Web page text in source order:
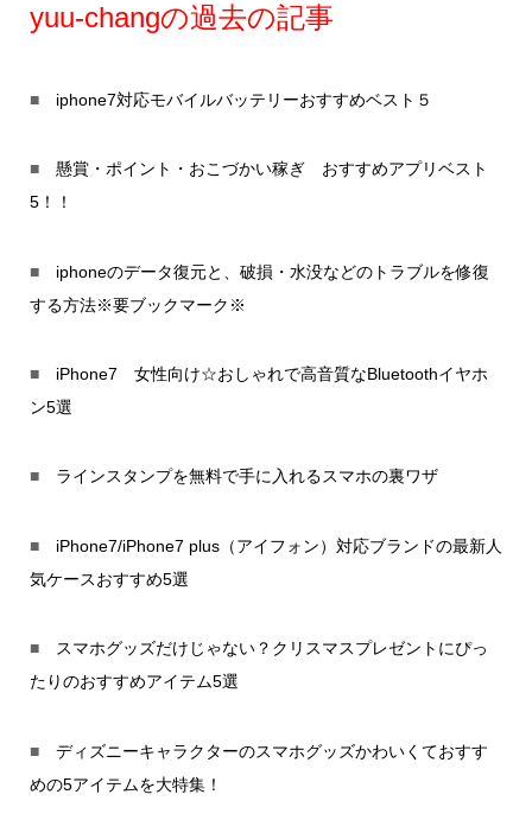
yuu-changの過去の記事
■ iphone7対応モバイルバッテリーおすすめベスト５
■ 懸賞・ポイント・おこづかい稼ぎ おすすめアプリベスト
5！！
■ iphoneのデータ復元と、破損・水没などのトラブルを修復
する方法※要ブックマーク※
■ iPhone7 女性向け☆おしゃれで高音質なBluetoothイヤホ
ン5選
■ ラインスタンプを無料で手に入れるスマホの裏ワザ
■ iPhone7/iPhone7 plus（アイフォン）対応ブランドの最新人
気ケースおすすめ5選
■
スマホグッズだけじゃない？クリスマスプレゼントにぴっ
たりのおすすめアイテム5選
■ ディズニーキャラクターのスマホグッズかわいくておすす
めの5アイテムを大特集！